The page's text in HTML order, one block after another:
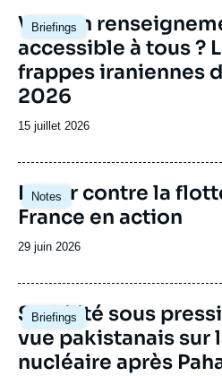
Briefings
Image
principale
Vers un
accessible à tous ?
frappes iraniennes
2026
Date
publication
15 juillet 2026
Notes
Image
principale
Lutter contre la
France en action
Date
publication
29 juin 2026
Briefings
Image
principale
Stabilité sous
vue pakistanais sur
nucléaire après